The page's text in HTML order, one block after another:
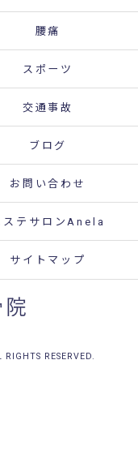
腰痛
スポーツ
交通事故
ブログ
お問い合わせ
ステサロンAnela
サイトマップ
RESERVED.